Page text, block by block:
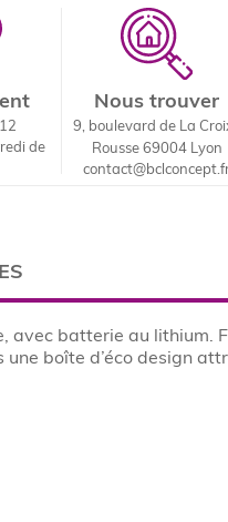
de
Nous trouver
9, boulevard de La
Rousse 69004 Lyon
avec batterie au lithium.
boîte d’éco design